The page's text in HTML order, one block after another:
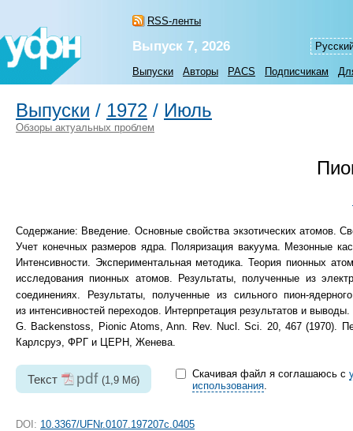
RSS-ленты
Выпуск 7, 2026
Выпуски Авторы PACS Подписчикам
Выпуски / 1972 / Июль
Обзоры актуальных проблем
Содержание: Введение. Основные свойства экзотических атомов.
Учет конечных размеров ядра. Поляризация вакуума. Мезонные
Интенсивности. Экспериментальная методика. Теория пионных
исследования пионных атомов. Результаты, полученные из
соединениях. Результаты, полученные из сильного пион-
из интенсивностей переходов. Интерпретация результатов и
G. Backenstoss, Pionic Atoms, Ann. Rev. Nucl. Sci. 20, 467 (1970).
Карлсруэ, ФРГ и ЦЕРН, Женева.
Текст pdf (1,9 Мб)
Скачивая файл я соглашаюсь с
использования.
DOI: 10.3367/UFNr.0107.197207c.0405